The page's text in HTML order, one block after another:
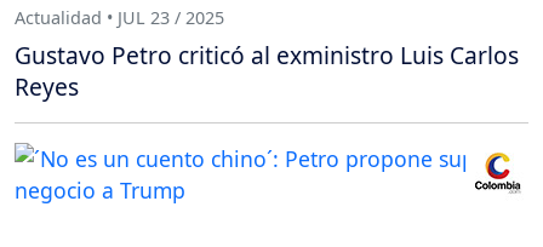
Actualidad • JUL 23 / 2025
Gustavo Petro criticó al exministro Luis Carlos
Reyes